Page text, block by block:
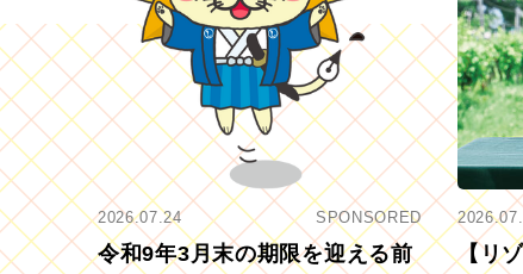
2026.07.24 SPONSORED
令和9年3月末の期限を迎える前
【リ